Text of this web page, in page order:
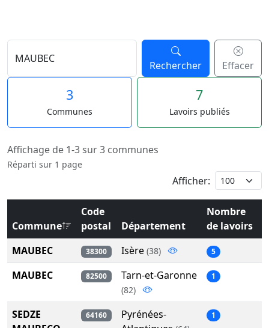
Rechercher Effacer
3
Communes
7
Lavoirs publiés
Affichage de 1-3 sur 3 communes
Réparti sur 1 page
Afficher:
Commune
Code
postal
Département
Nombre
de lavoirs
MAUBEC
38300 Isère (38) 5
MAUBEC 82500 Tarn-et-Garonne
(82)
1
SEDZE
64160
Pyrénées-
1